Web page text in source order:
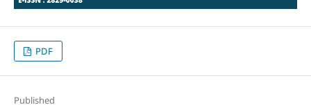
PDF
Published